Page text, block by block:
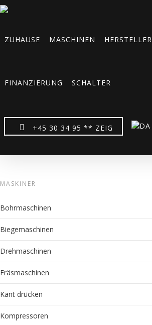
ZUHAUSE MASCHINEN HERSTELLER
FINANZIERUNG SCHALTER
+45 30 34 95 ** ZEIG
Nye maskinsakse fra La – Gasparini
MASKINER
Bohrmaschinen
Biegemaschinen
Drehmaschinen
Fräsmaschinen
Kant drücken
Kompressoren